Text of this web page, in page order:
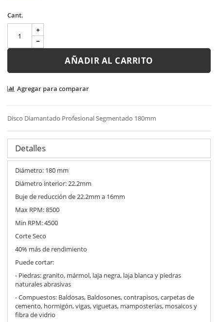
Cant.
AÑADIR AL CARRITO
Agregar para comparar
Disco Diamantado Profesional Segmentado 180mm
Detalles
Diámetro: 180 mm
Diámetro interior: 22.2mm
Buje de reducción de 22.2mm a 16mm
Max RPM: 8500
Min RPM: 4500
Corte Seco
40% más de rendimiento
Puede cortar:
- Piedras: granito, mármol, laja negra, laja blanca y piedras
naturales abrasivas
- Compuestos: Baldosas, Baldosones, contrapisos, carpetas de
cemento, hormigón, vigas, viguetas, mamposterías, mosaicos y
fibra de vidrio